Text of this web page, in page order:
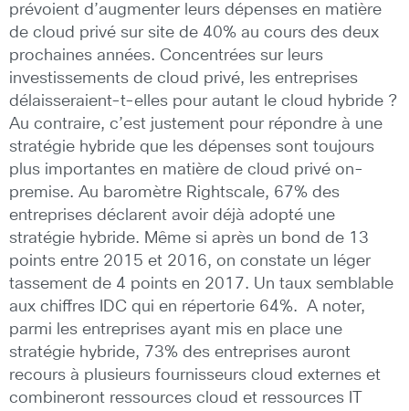
prévoient d’augmenter leurs dépenses en matière
de cloud privé sur site de 40% au cours des deux
prochaines années. Concentrées sur leurs
investissements de cloud privé, les entreprises
délaisseraient-t-elles pour autant le cloud hybride ?
Au contraire, c’est justement pour répondre à une
stratégie hybride que les dépenses sont toujours
plus importantes en matière de cloud privé on-
premise. Au baromètre Rightscale, 67% des
entreprises déclarent avoir déjà adopté une
stratégie hybride. Même si après un bond de 13
points entre 2015 et 2016, on constate un léger
tassement de 4 points en 2017. Un taux semblable
aux chiffres IDC qui en répertorie 64%. A noter,
parmi les entreprises ayant mis en place une
stratégie hybride, 73% des entreprises auront
recours à plusieurs fournisseurs cloud externes et
combineront ressources cloud et ressources IT